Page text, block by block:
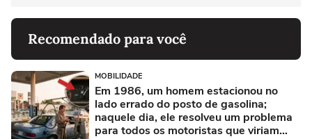
Recomendado para você
MOBILIDADE
Em 1986, um homem estacionou no
lado errado do posto de gasolina;
naquele dia, ele resolveu um problema
para todos os motoristas que viriam